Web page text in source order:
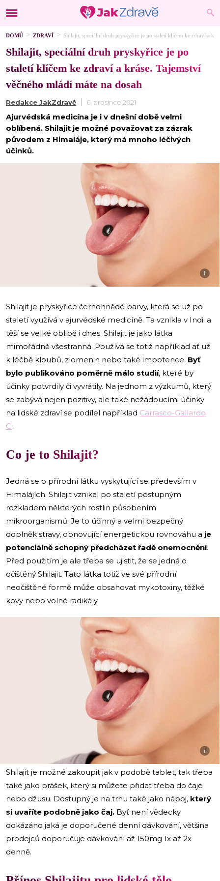
DOMŮ ZDRAVÍ Shilajit, speciální druh pryskyřice je po staletí klíčem ke zdraví a
Shilajit, speciální druh pryskyřice je po
staletí klíčem ke zdraví a kráse. Tajemství
věčného mládí máte na dosah
Redakce JakZdravě 6. prosince 2021
Ajurvédská medicína je i v dnešní době velmi
oblíbená. Shilajit je možné považovat za zázrak
původem z Himaláje, který má mnoho léčivých
účinků.
i
Shilajit je pryskyřice černohnědé barvy, která se už po
staletí využívá v ajurvédské medicíně. Ta vznikla v Indii a
těší se velké oblibě i dnes. Shilajit je jako látka
mimořádně všestranná. Používá se totiž například ať už
k léčbě kloubů, zlomenin nebo také impotence. Byť
bylo publikováno poměrně málo studií, které by
účinky potvrdily či vyvrátily. Na jednom z výzkumů, který
se zabývá nejen pozitivy, ale také nežádoucími účinky
na lidské zdraví se podílel například Carrasco-Gallardo
C.
Co je to Shilajit?
Jedná se o přírodní látku vyskytující se především v
Himalájích. Shilajit vznikal po staletí postupným
rozkladem některých rostlin působením
mikroorganismů. Je to účinný a velmi bezpečný
doplněk stravy, obnovující energetickou rovnováhu a je
potenciálně schopný předcházet řadě onemocnění.
Před použitím je ale třeba se ujistit, že se jedná o
očištěný Shilajit. Tato látka totiž ve své přírodní
neočištěné formě může obsahovat mykotoxiny, těžké
kovy nebo volné radikály.
i
Shilajit je možné zakoupit jak v podobě tablet, tak třeba
také jako prášek, který si můžete přidat třeba do čaje
nebo džusu. Dostupný je na trhu také jako nápoj, který
si uvaříte podobně jako čaj. Byť není vědecky
dokázáno jaká je doporučené denní dávkování, většina
prodejců doporučuje dávkování až 150mg 1x až 2x
denně.